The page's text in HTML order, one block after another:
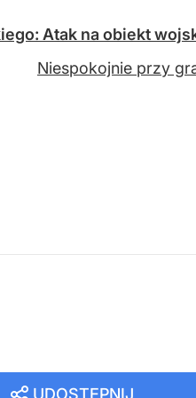
Atak na obiekt
Niespokojnie przy
UDOSTĘPNIJ